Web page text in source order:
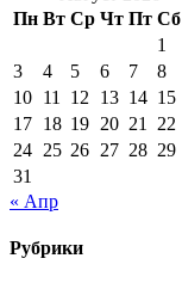
Пн Вт Ср Чт Пт Сб
1
3
4 5 6 7 8
10 11 12 13 14 15
17 18 19 20 21 22
24 25 26 27 28 29
31
« Апр
Рубрики